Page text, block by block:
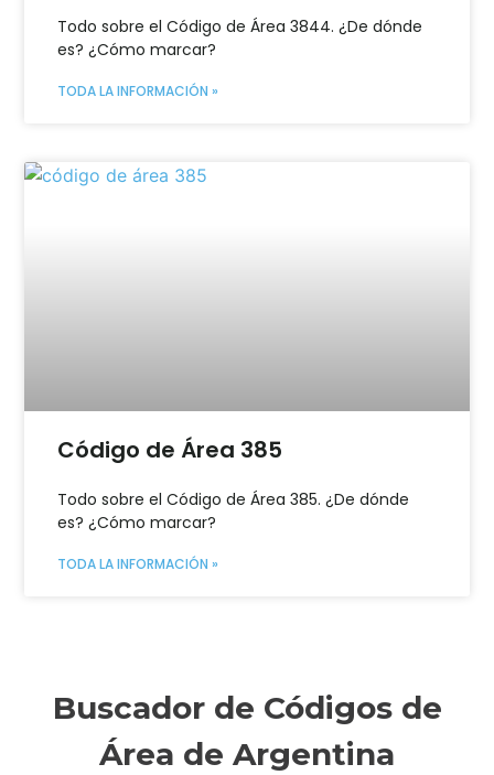
Todo sobre el Código de Área 3844. ¿De dónde
es? ¿Cómo marcar?
TODA LA INFORMACIÓN »
Código de Área 385
Todo sobre el Código de Área 385. ¿De dónde
es? ¿Cómo marcar?
TODA LA INFORMACIÓN »
Buscador de Códigos de
Área de Argentina